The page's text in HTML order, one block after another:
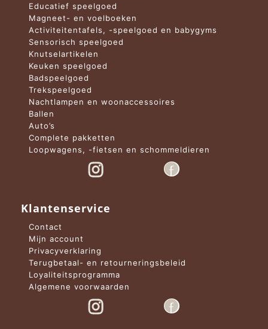
Educatief speelgoed
Magneet- en voelboeken
Activiteitentafels, -speelgoed en babygyms
Sensorisch speelgoed
Knutselartikelen
Keuken speelgoed
Badspeelgoed
Trekspeelgoed
Nachtlampen en woonaccessoires
Ballen
Auto’s
Complete pakketten
Loopwagens, -fietsen en schommeldieren
Klantenservice
Contact
Mijn account
Privacyverklaring
Terugbetaal- en retourneringsbeleid
Loyaliteitsprogramma
Algemene voorwaarden